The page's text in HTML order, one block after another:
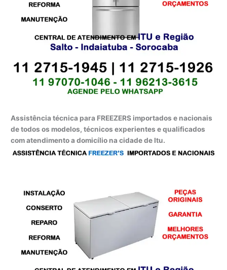
Assistência técnica para FREEZERS importados e nacionais
de todos os modelos, técnicos experientes e qualificados
com atendimento a domicílio na cidade de Itu.